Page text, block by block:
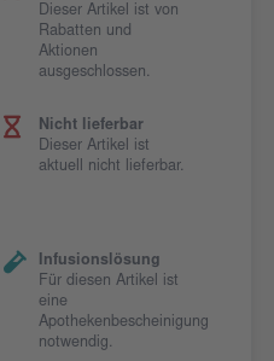
Dieser Artikel ist von
Rabatten und
Aktionen
ausgeschlossen.
Nicht lieferbar
Dieser Artikel ist
aktuell nicht lieferbar.
Infusionslösung
Für diesen Artikel ist
eine
Apothekenbescheinigung
notwendig.